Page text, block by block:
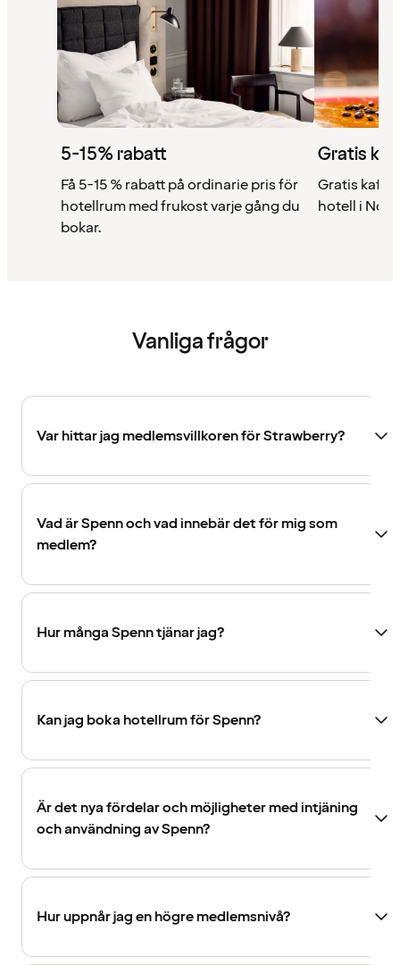
5-15% rabatt
Få 5-15 % rabatt på ordinarie pris för
hotellrum med frukost varje gång du
bokar.
Gratis
Gratis kaffe
hotell i
Vanliga frågor
Var hittar jag medlemsvillkoren för Strawberry?
Vad är Spenn och vad innebär det för mig som
medlem?
Hur många Spenn tjänar jag?
Kan jag boka hotellrum för Spenn?
Är det nya fördelar och möjligheter med intjäning
och användning av Spenn?
Hur uppnår jag en högre medlemsnivå?